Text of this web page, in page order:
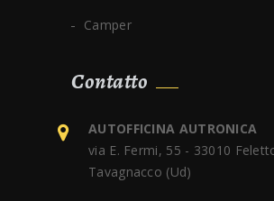
Camper
Contatto
AUTOFFICINA AUTRONICA
via E. Fermi, 55 - 33010
Tavagnacco (Ud)